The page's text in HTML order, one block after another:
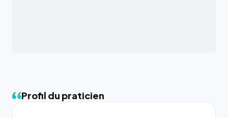
Profil du praticien